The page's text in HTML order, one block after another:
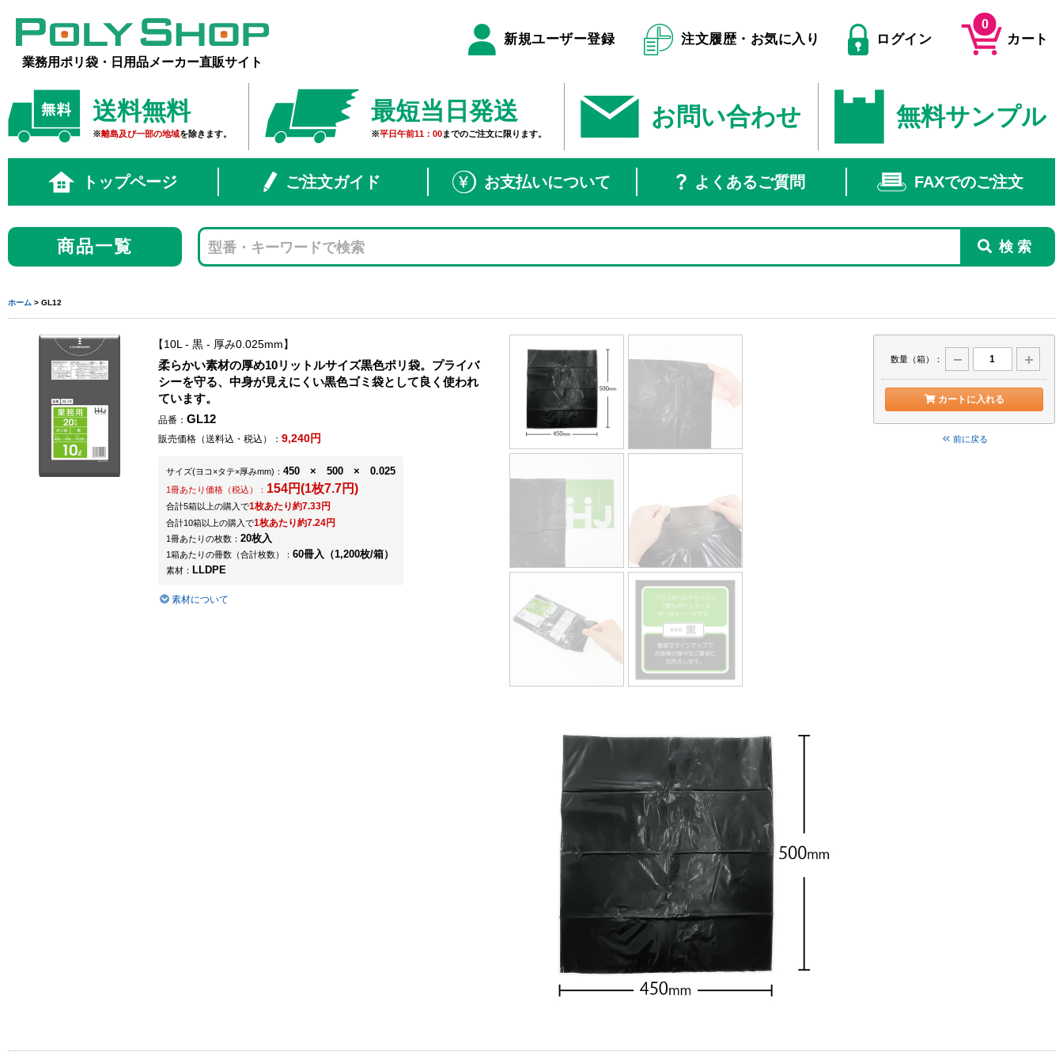
業務用ポリ袋・日用品メーカー直販サイト
新規ユーザー登録 注文履歴・お気に入り ログイン
0
カート
送料無料
※離島及び一部の地域を除きます。
最短当日発送
※平日午前11：00までのご注文に限ります。
お問い合わせ 無料サンプル
トップページ ご注文ガイド お支払いについて よくあるご質問 FAXでのご注文
商品一覧
ホーム > GL12
10L - 黒 - 厚み0.025mm
柔らかい素材の厚め10リットルサイズ黒色ポリ袋。プライバ
シーを守る、中身が見えにくい黒色ゴミ袋として良く使われ
ています。
品番： GL12
販売価格（送料込・税込）： 9,240円
サイズ(ヨコ×タテ×厚みmm) ： 450 × 500 × 0.025
1冊あたり価格（税込）： 154円(1枚7.7円)
合計5箱以上の購入で1枚あたり約7.33円
合計10箱以上の購入で1枚あたり約7.24円
1冊あたりの枚数： 20枚入
1箱あたりの冊数（合計枚数）： 60冊入（1,200枚/箱）
素材： LLDPE
素材について
数量（箱）：
カートに入れる
前に戻る